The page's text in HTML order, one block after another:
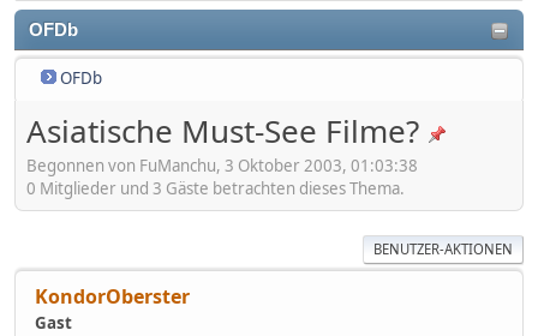
OFDb
OFDb
Asiatische Must-See Filme?
Begonnen von FuManchu, 3 Oktober 2003, 01:03:38
0 Mitglieder und 3 Gäste betrachten dieses Thema.
BENUTZER-AKTIONEN
KondorOberster
Gast